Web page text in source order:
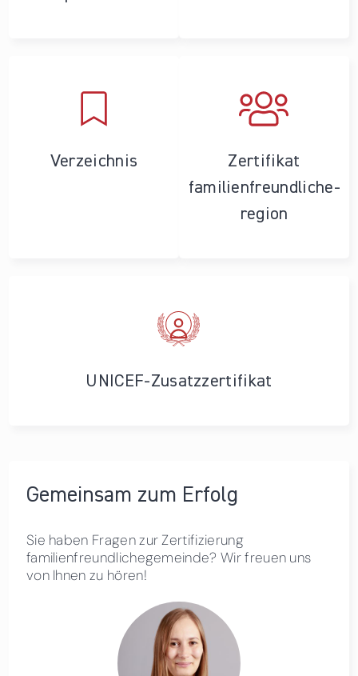
Verzeichnis
Zertifikat
familienfreundliche­
region
UNICEF-Zusatzzertifikat
Gemeinsam zum Erfolg
Sie haben Fragen zur Zertifizierung
familienfreundlichegemeinde? Wir freuen uns
von Ihnen zu hören!